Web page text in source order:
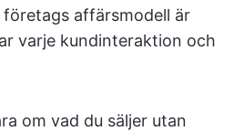
affärsmodell är
varje kundinteraktion och
om vad du säljer utan